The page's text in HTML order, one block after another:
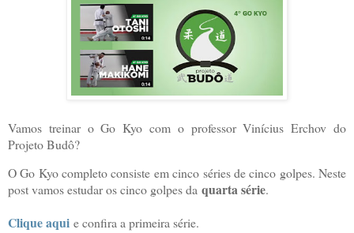
Vamos treinar o Go Kyo com o professor Vinícius Erchov do
Projeto Budô?
O Go Kyo completo consiste em cinco séries de cinco golpes. Neste
post vamos estudar os cinco golpes da quarta série.
Clique aqui e confira a primeira série.